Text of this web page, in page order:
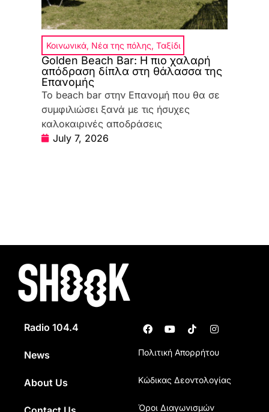
Κοινωνικά, Νέα της πόλης, Ταξίδι
Golden Beach Bar: Η πιο χαλαρή
απόδραση δίπλα στη θάλασσα της
Επανομής
Το beach bar στην Επανομή που θα σε
συμφιλιώσει ξανά με τις ήσυχες
καλοκαιρινές αποδράσεις
July 7, 2026
Radio 104.4
News
About Us
Πολιτική Απορρήτου
Κώδικας Δεοντολογίας
Όροι Διαγωνισμών